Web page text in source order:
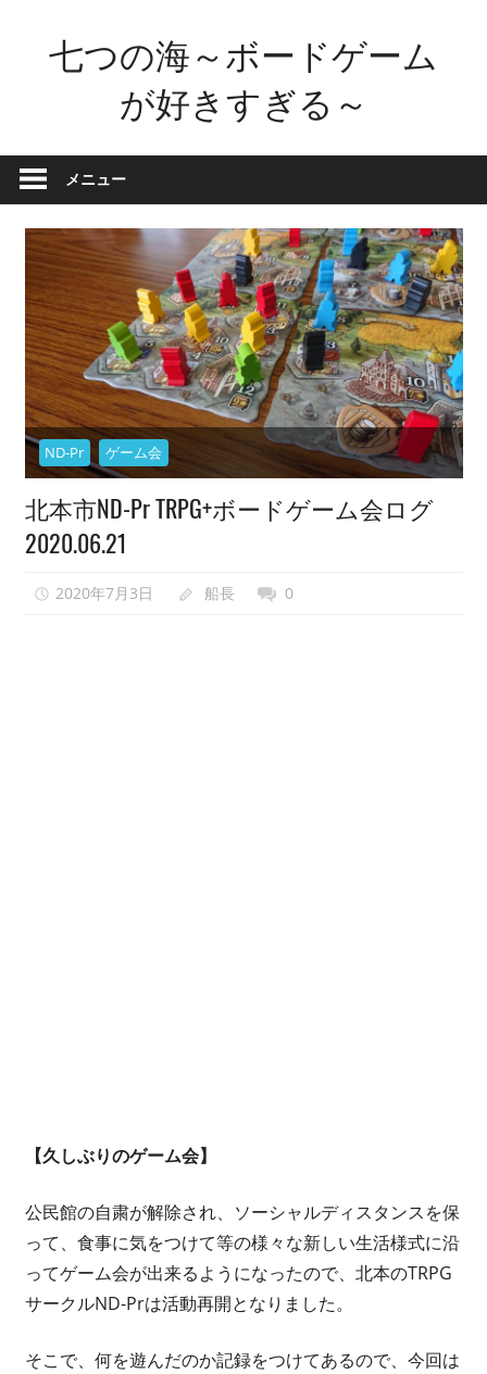
へ
キ
七つの海～ボードゲーム
が好きすぎる～
ー
ド
ゲ
ー
ム
が
好
き
す
ぎ
た
せ
い
で、
世
増
し
な
が
ら、
終
メニュー
ND-Pr ゲーム会
北本市ND-Pr TRPG+ボードゲーム会ログ
2020.06.21
2020年7月3日 船長 0
【久しぶりのゲーム会】
公民館の自粛が解除され、ソーシャルディスタンスを保
って、食事に気をつけて等の様々な新しい生活様式に沿
ってゲーム会が出来るようになったので、北本のTRPG
サークルND-Prは活動再開となりました。
そこで、何を遊んだのか記録をつけてあるので、今回は